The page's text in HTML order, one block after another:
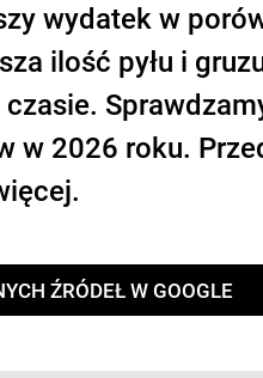
wydatek w
ilość pyłu i
w 2026 roku.
ŹRÓDEŁ W GOOGLE